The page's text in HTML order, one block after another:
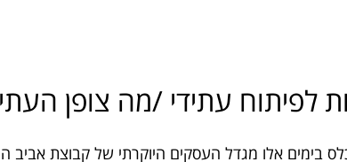
לפיתוח עתידי /מה צופן